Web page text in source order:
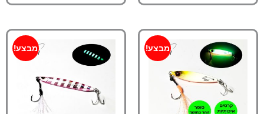
מבצע! מבצע!